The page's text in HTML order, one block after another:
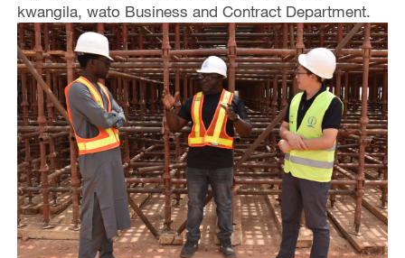
kwangila, wato Business and Contract Department.